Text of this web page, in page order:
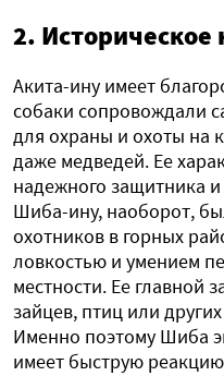
2. Историческое
Акита-ину имеет
собаки сопровождали
для охраны и охоты на
даже медведей. Ее
надежного защитника
Шиба-ину, наоборот,
охотников в горных
ловкостью и умением
местности. Ее главной
зайцев, птиц или
Именно поэтому Шиба
имеет быструю